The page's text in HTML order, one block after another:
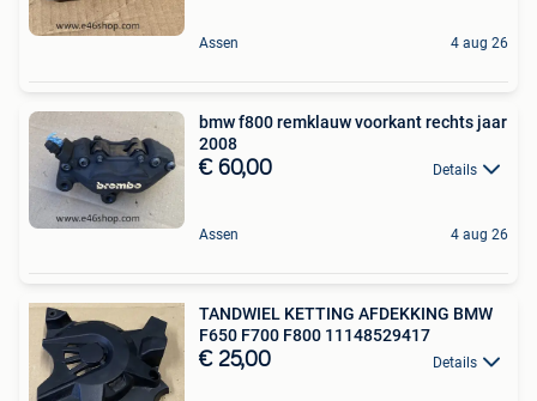
Assen 4 aug 26
bmw f800 remklauw voorkant rechts jaar
2008
€ 60,00 Details
Assen 4 aug 26
TANDWIEL KETTING AFDEKKING BMW
F650 F700 F800 11148529417
€ 25,00 Details